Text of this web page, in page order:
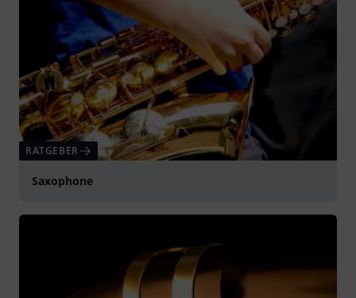
RATGEBER
Saxophone